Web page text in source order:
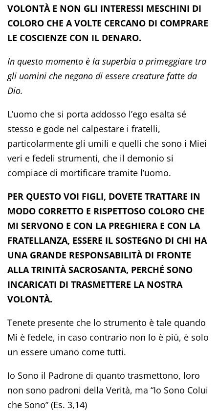
VOLONTÀ E NON GLI INTERESSI MESCHINI DI
COLORO CHE A VOLTE CERCANO DI COMPRARE
LE COSCIENZE CON IL DENARO.
In questo momento è la superbia a primeggiare tra
gli uomini che negano di essere creature fatte da
Dio.
L’uomo che si porta addosso l’ego esalta sé
stesso e gode nel calpestare i fratelli,
particolarmente gli umili e quelli che sono i Miei
veri e fedeli strumenti, che il demonio si
compiace di mortificare tramite l’uomo.
PER QUESTO VOI FIGLI, DOVETE TRATTARE IN
MODO CORRETTO E RISPETTOSO COLORO CHE
MI SERVONO E CON LA PREGHIERA E CON LA
FRATELLANZA, ESSERE IL SOSTEGNO DI CHI HA
UNA GRANDE RESPONSABILITÀ DI FRONTE
ALLA TRINITÀ SACROSANTA, PERCHÉ SONO
INCARICATI DI TRASMETTERE LA NOSTRA
VOLONTÀ.
Tenete presente che lo strumento è tale quando
Mi è fedele, in caso contrario non lo è più, è solo
un essere umano come tutti.
Io Sono il Padrone di quanto trasmettono, loro
non sono padroni della Verità, ma “Io Sono Colui
che Sono” (Es. 3,14)